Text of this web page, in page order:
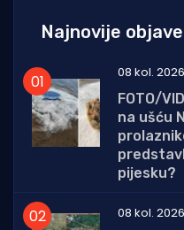
Najnovije objave
08 kol. 2026
FOTO/
na ušću
pijesku?
08 kol. 2026